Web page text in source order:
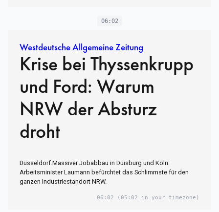
06:02
Westdeutsche Allgemeine Zeitung
Krise bei Thyssenkrupp
und Ford: Warum
NRW der Absturz
droht
Düsseldorf.Massiver Jobabbau in Duisburg und Köln:
Arbeitsminister Laumann befürchtet das Schlimmste für den
ganzen Industriestandort NRW.
06:02 (05:02 in your timezone)